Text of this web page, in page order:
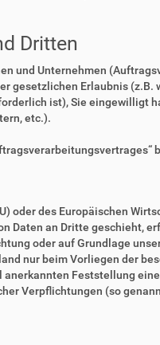
Dritten
und Unternehmen
gesetzlichen Erlaubnis (z.B.
ist), Sie eingewilligt
etc.).
oder des Europäischen
Daten an Dritte geschieht,
oder auf Grundlage
nur beim Vorliegen der
Feststellung
Verpflichtungen (so